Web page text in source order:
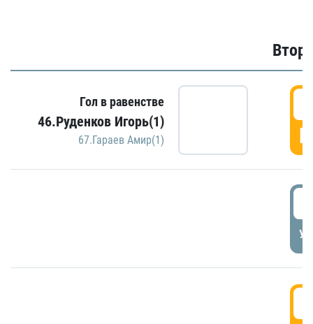
Гол в равенстве
46.Руденков Игорь(1)
67.Гараев Амир(1)